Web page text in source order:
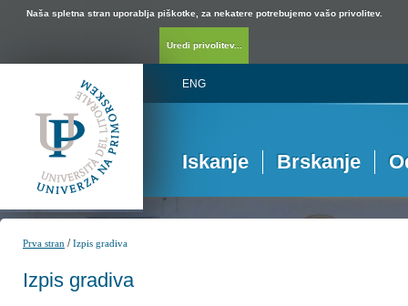
Naša spletna stran uporablja piškotke, za nekatere potrebujemo vašo privolitev.
Uredi privolitev...
ENG
Iskanje Brskanje
Prva stran /Izpis gradiva
Izpis gradiva